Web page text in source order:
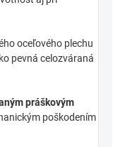
oceľového plechu
pevná celozváraná
práškovým
poškodením